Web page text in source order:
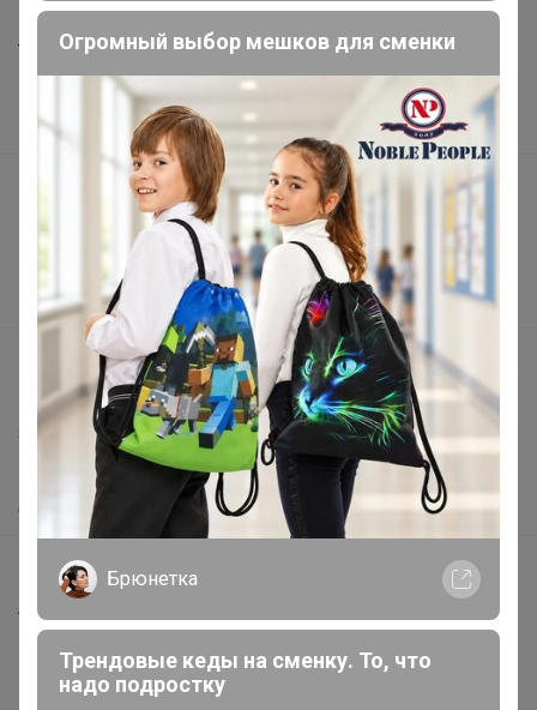
Шоурумы
Торговые марки
Наша команда
В наличии
Подарочные сертификаты
Реклама на сайте
Поставщикам
Вакансии
support@24-ok.ru
Написать в поддержку
Защита покупателя
О нас
Все предложения
Анонсы
Поддержка альпак
Огромный выбор мешков для сменки
Брюнетка
Трендовые кеды на сменку. То, что
надо подростку